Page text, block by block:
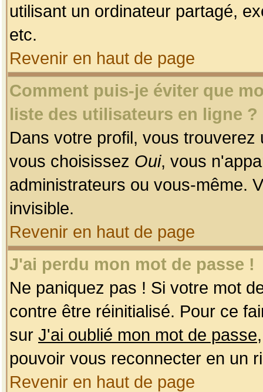
utilisant un ordinateur partagé,
etc.
Revenir en haut de page
Comment puis-je éviter que
liste des utilisateurs en ligne ?
Dans votre profil, vous
vous choisissez Oui, vous
administrateurs ou vous-même.
invisible.
Revenir en haut de page
J'ai perdu mon mot de passe !
Ne paniquez pas ! Si votre mot
contre être réinitialisé. Pour ce
sur J'ai oublié mon mot de passe
pouvoir vous reconnecter en un
Revenir en haut de page